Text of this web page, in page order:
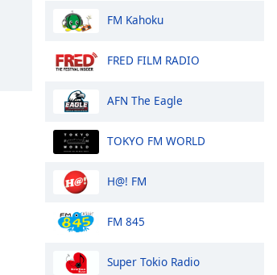
FM Kahoku
FRED FILM RADIO
AFN The Eagle
TOKYO FM WORLD
H@! FM
FM 845
Super Tokio Radio